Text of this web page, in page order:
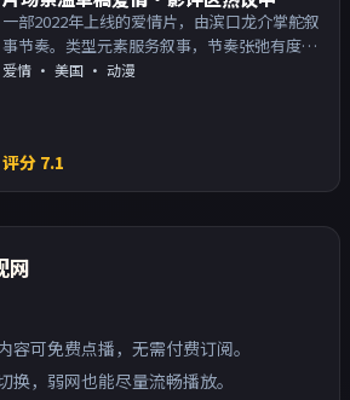
一部2022年上线的爱情片，由滨口龙介掌舵叙
事节奏。类型元素服务叙事，节奏张弛有度；
对白密度高，留意潜台词。主演以演技派为
爱情 · 美国 · 动漫
评分 7.1
网
容可免费点播，无需付费订阅。
换，弱网也能尽量流畅播放。